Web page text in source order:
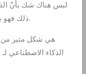
ليس هناك شك بأنّ
ذلك فهو بحاجة إلى البيانات واتصال سريع بالإنترنت.
الذكاء الاصطناعي